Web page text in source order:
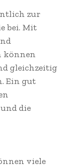
zur
bei. Mit
können
gleichzeitig
Ein gut
die
viele